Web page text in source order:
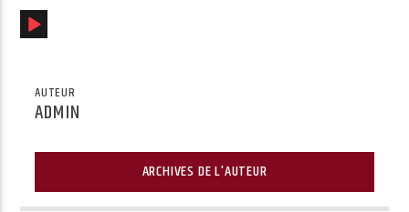
AUTEUR
ADMIN
ARCHIVES DE L'AUTEUR